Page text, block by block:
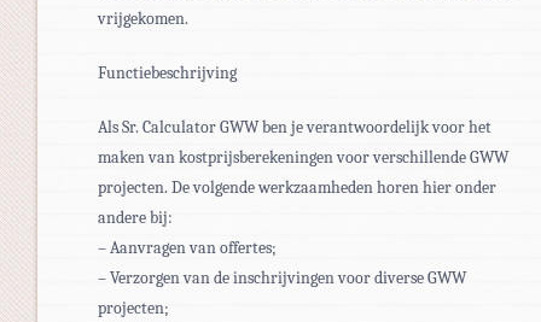
vrijgekomen.
Functiebeschrijving
Als Sr. Calculator GWW ben je verantwoordelijk voor het
maken van kostprijsberekeningen voor verschillende GWW
projecten. De volgende werkzaamheden horen hier onder
andere bij:
– Aanvragen van offertes;
– Verzorgen van de inschrijvingen voor diverse GWW
projecten;